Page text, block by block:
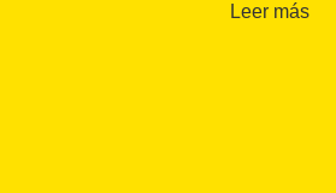
colabora con empresasLeer más